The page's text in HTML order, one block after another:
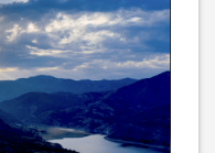
грн